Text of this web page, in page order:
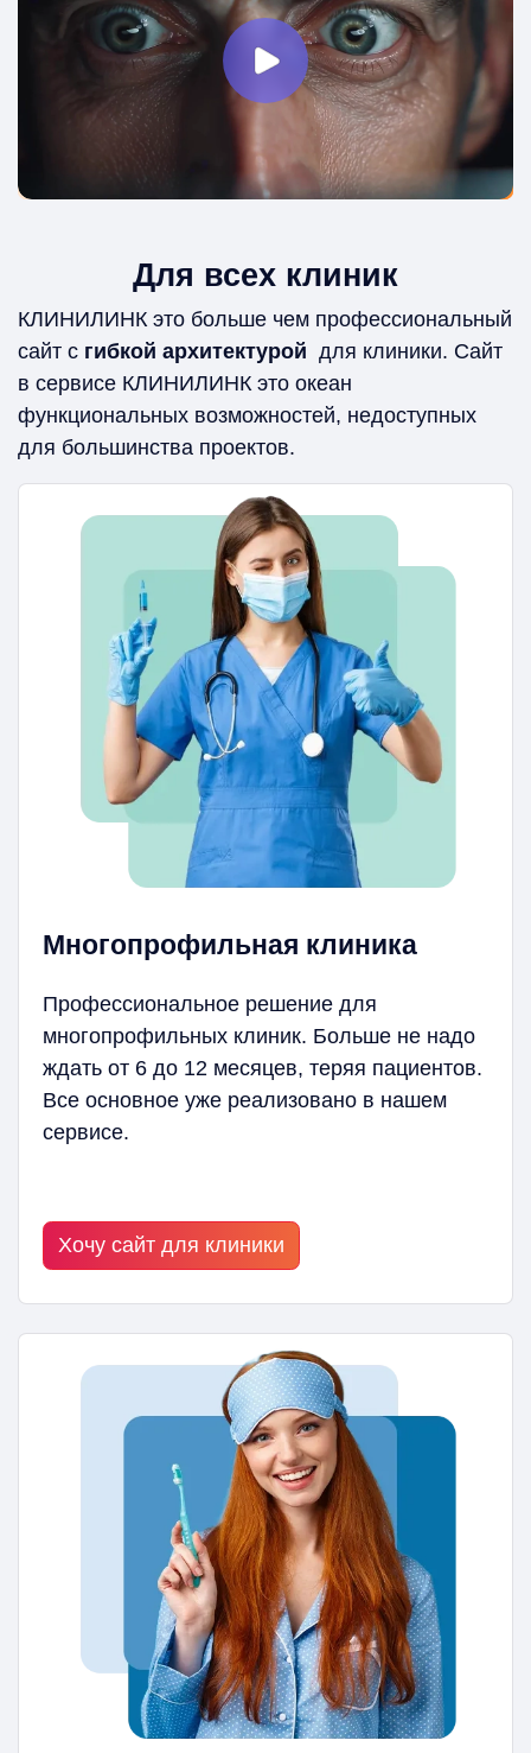
Для всех клиник
КЛИНИЛИНК это больше чем профессиональный
сайт с гибкой архитектурой для клиники. Сайт
в сервисе КЛИНИЛИНК это океан
функциональных возможностей, недоступных
для большинства проектов.
Многопрофильная клиника
Профессиональное решение для
многопрофильных клиник. Больше не надо
ждать от 6 до 12 месяцев, теряя пациентов.
Все основное уже реализовано в нашем
сервисе.
Хочу сайт для клиники